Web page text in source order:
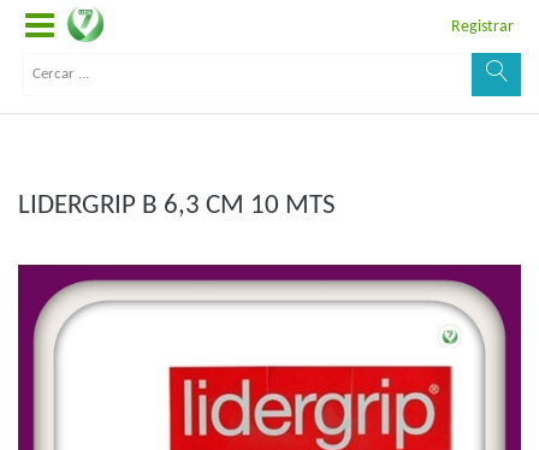
Registrar
LIDERGRIP B 6,3 CM 10 MTS